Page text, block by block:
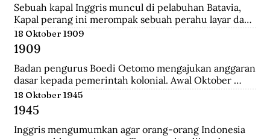
Sebuah kapal Inggris muncul di pelabuhan Batavia,
Kapal perang ini merompak sebuah perahu layar dan
perahu fregat. Setelah kejatuhan Tanjung Harapan,
Inggris berupaya untuk memblokade Pulau Jawa ,
yang merupakan langkah awal sebelum
merealisasikan rencana besarnya , yakni menguasai
Pulau Jawa.
18 Oktober 1909
1909
Badan pengurus Boedi Oetomo mengajukan anggaran
dasar kepada pemerintah kolonial. Awal Oktober
1909, Boedi Oetomo menyelenggrakan konggres
untuk menentukan arah perjuangan organisasi.
Konggres itu berjalan alot, kaum tua seperti Wahidin
Sudirohusodo dan Radjiman Wedyodiningrat
18 Oktober 1945
1945
Inggris mengumumkan agar orang-orang Indonesia